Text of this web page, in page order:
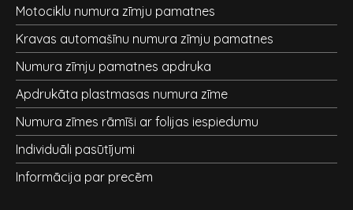
Motociklu numura zīmju pamatnes
Kravas automašīnu numura zīmju pamatnes
Numura zīmju pamatnes apdruka
Apdrukāta plastmasas numura zīme
Numura zīmes rāmīši ar folijas iespiedumu
Individuāli pasūtījumi
Informācija par precēm